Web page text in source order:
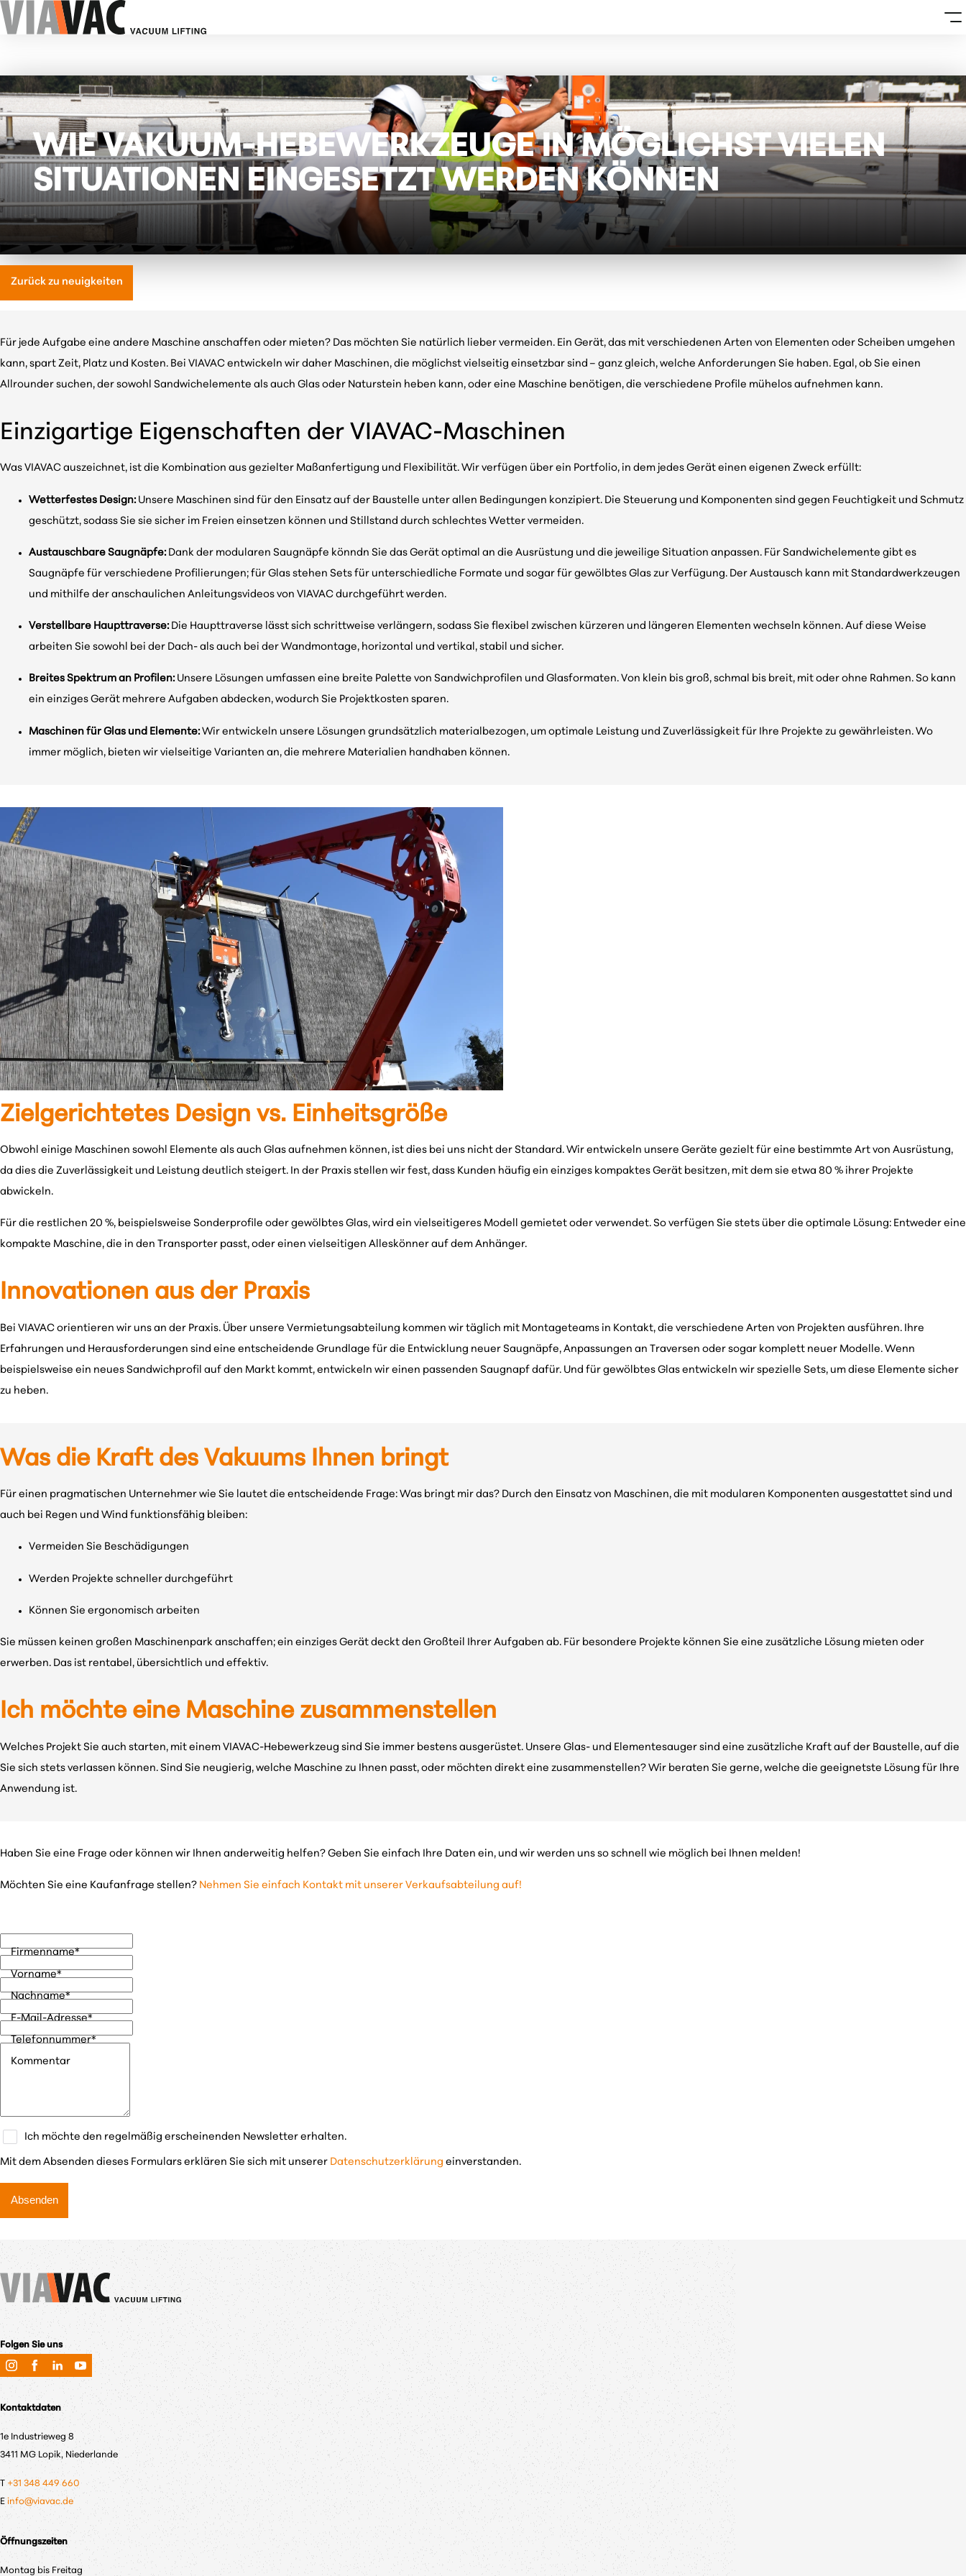
WIE VAKUUM-HEBEWERKZEUGE IN MÖGLICHST VIELEN
SITUATIONEN EINGESETZT WERDEN KÖNNEN
Zurück zu neuigkeiten
Für jede Aufgabe eine andere Maschine anschaffen oder mieten? Das möchten Sie natürlich lieber vermeiden. Ein Gerät, das mit verschiedenen Arten von Elementen oder Scheiben umgehen
kann, spart Zeit, Platz und Kosten. Bei VIAVAC entwickeln wir daher Maschinen, die möglichst vielseitig einsetzbar sind – ganz gleich, welche Anforderungen Sie haben. Egal, ob Sie einen
Allrounder suchen, der sowohl Sandwichelemente als auch Glas oder Naturstein heben kann, oder eine Maschine benötigen, die verschiedene Profile mühelos aufnehmen kann.
Einzigartige Eigenschaften der VIAVAC-Maschinen
Was VIAVAC auszeichnet, ist die Kombination aus gezielter Maßanfertigung und Flexibilität. Wir verfügen über ein Portfolio, in dem jedes Gerät einen eigenen Zweck erfüllt:
Wetterfestes Design: Unsere Maschinen sind für den Einsatz auf der Baustelle unter allen Bedingungen konzipiert. Die Steuerung und Komponenten sind gegen Feuchtigkeit und Schmutz
geschützt, sodass Sie sie sicher im Freien einsetzen können und Stillstand durch schlechtes Wetter vermeiden.
Austauschbare Saugnäpfe: Dank der modularen Saugnäpfe könndn Sie das Gerät optimal an die Ausrüstung und die jeweilige Situation anpassen. Für Sandwichelemente gibt es
Saugnäpfe für verschiedene Profilierungen; für Glas stehen Sets für unterschiedliche Formate und sogar für gewölbtes Glas zur Verfügung. Der Austausch kann mit Standardwerkzeugen
und mithilfe der anschaulichen Anleitungsvideos von VIAVAC durchgeführt werden.
Verstellbare Haupttraverse: Die Haupttraverse lässt sich schrittweise verlängern, sodass Sie flexibel zwischen kürzeren und längeren Elementen wechseln können. Auf diese Weise
arbeiten Sie sowohl bei der Dach- als auch bei der Wandmontage, horizontal und vertikal, stabil und sicher.
Breites Spektrum an Profilen: Unsere Lösungen umfassen eine breite Palette von Sandwichprofilen und Glasformaten. Von klein bis groß, schmal bis breit, mit oder ohne Rahmen. So kann
ein einziges Gerät mehrere Aufgaben abdecken, wodurch Sie Projektkosten sparen.
Maschinen für Glas und Elemente: Wir entwickeln unsere Lösungen grundsätzlich materialbezogen, um optimale Leistung und Zuverlässigkeit für Ihre Projekte zu gewährleisten. Wo
immer möglich, bieten wir vielseitige Varianten an, die mehrere Materialien handhaben können.
Zielgerichtetes Design vs. Einheitsgröße
Obwohl einige Maschinen sowohl Elemente als auch Glas aufnehmen können, ist dies bei uns nicht der Standard. Wir entwickeln unsere Geräte gezielt für eine bestimmte Art von Ausrüstung,
da dies die Zuverlässigkeit und Leistung deutlich steigert. In der Praxis stellen wir fest, dass Kunden häufig ein einziges kompaktes Gerät besitzen, mit dem sie etwa 80 % ihrer Projekte
abwickeln.
Für die restlichen 20 %, beispielsweise Sonderprofile oder gewölbtes Glas, wird ein vielseitigeres Modell gemietet oder verwendet. So verfügen Sie stets über die optimale Lösung: Entweder eine
kompakte Maschine, die in den Transporter passt, oder einen vielseitigen Alleskönner auf dem Anhänger.
Innovationen aus der Praxis
Bei VIAVAC orientieren wir uns an der Praxis. Über unsere Vermietungsabteilung kommen wir täglich mit Montageteams in Kontakt, die verschiedene Arten von Projekten ausführen. Ihre
Erfahrungen und Herausforderungen sind eine entscheidende Grundlage für die Entwicklung neuer Saugnäpfe, Anpassungen an Traversen oder sogar komplett neuer Modelle. Wenn
beispielsweise ein neues Sandwichprofil auf den Markt kommt, entwickeln wir einen passenden Saugnapf dafür. Und für gewölbtes Glas entwickeln wir spezielle Sets, um diese Elemente sicher
zu heben.
Was die Kraft des Vakuums Ihnen bringt
Für einen pragmatischen Unternehmer wie Sie lautet die entscheidende Frage: Was bringt mir das? Durch den Einsatz von Maschinen, die mit modularen Komponenten ausgestattet sind und
auch bei Regen und Wind funktionsfähig bleiben:
Vermeiden Sie Beschädigungen
Werden Projekte schneller durchgeführt
Können Sie ergonomisch arbeiten
Sie müssen keinen großen Maschinenpark anschaffen; ein einziges Gerät deckt den Großteil Ihrer Aufgaben ab. Für besondere Projekte können Sie eine zusätzliche Lösung mieten oder
erwerben. Das ist rentabel, übersichtlich und effektiv.
Ich möchte eine Maschine zusammenstellen
Welches Projekt Sie auch starten, mit einem VIAVAC-Hebewerkzeug sind Sie immer bestens ausgerüstet. Unsere Glas- und Elementesauger sind eine zusätzliche Kraft auf der Baustelle, auf die
Sie sich stets verlassen können. Sind Sie neugierig, welche Maschine zu Ihnen passt, oder möchten direkt eine zusammenstellen? Wir beraten Sie gerne, welche die geeignetste Lösung für Ihre
Anwendung ist.
Haben Sie eine Frage oder können wir Ihnen anderweitig helfen? Geben Sie einfach Ihre Daten ein, und wir werden uns so schnell wie möglich bei Ihnen melden!
Möchten Sie eine Kaufanfrage stellen? Nehmen Sie einfach Kontakt mit unserer Verkaufsabteilung auf!
Firmenname*
Vorname*
Nachname*
E-Mail-Adresse*
Telefonnummer*
Kommentar
Ich möchte den regelmäßig erscheinenden Newsletter erhalten.
Mit dem Absenden dieses Formulars erklären Sie sich mit unserer Datenschutzerklärung einverstanden.
Absenden
Folgen Sie uns
Kontaktdaten
1e Industrieweg 8
3411 MG Lopik, Niederlande
+31 348 449 660
E info@viavac.de
Öffnungszeiten
Montag bis Freitag